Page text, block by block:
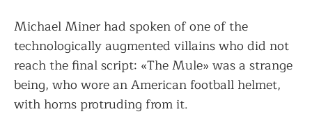
Michael Miner had spoken of one of the
technologically augmented villains who did not
reach the final script: «The Mule» was a strange
being, who wore an American football helmet,
with horns protruding from it.